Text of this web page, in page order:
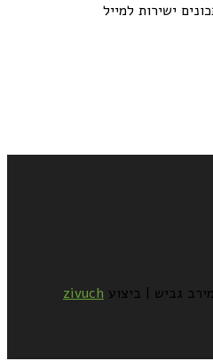
ישירות למייל
zivuch